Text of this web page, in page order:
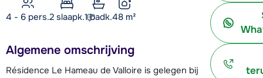
4 - 6 pers.2 slaapk.1 badk.48 m²
Algemene omschrijving
Résidence Le Hameau de Valloire is gelegen bij de entree